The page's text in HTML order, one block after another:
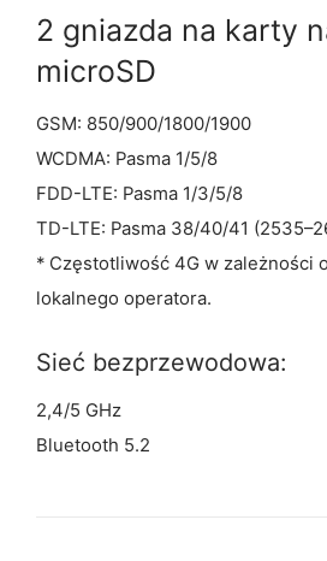
2 gniazda na karty
microSD
GSM: 850/900/1800/1900
WCDMA: Pasma 1/5/8
FDD-LTE: Pasma 1/3/5/8
TD-LTE: Pasma 38/40/41
* Częstotliwość 4G w zależności
lokalnego operatora.
Sieć bezprzewodowa:
2,4/5 GHz
Bluetooth 5.2